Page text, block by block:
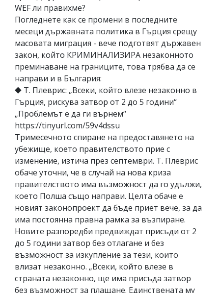
WEF ли правихме?
Погледнете как се промени в последните
месеци държавната политика в Гърция срещу
масовата миграция - вече подготвят държавен
закон, който КРИМИНАЛИЗИРА незаконното
преминаване на границите, това трябва да се
направи и в България:
⯁ Т. Плеврис: „Всеки, който влезе незаконно в
Гърция, рискува затвор от 2 до 5 години“
„Проблемът е да ги върнем“
https://tinyurl.com/59v4dssu
Тримесечното спиране на предоставянето на
убежище, което правителството прие с
изменение, изтича през септември. Т. Плеврис
обаче уточни, че в случай на нова криза
правителството има възможност да го удължи,
което Полша също направи. Целта обаче е
новият законопроект да бъде приет вече, за да
има постоянна правна рамка за възпиране.
Новите разпоредби предвиждат присъди от 2
до 5 години затвор без отлагане и без
възможност за изкупление за тези, които
влизат незаконно. „Всеки, който влезе в
страната незаконно, ще има присъда затвор
без възможност за плащане. Единствената му